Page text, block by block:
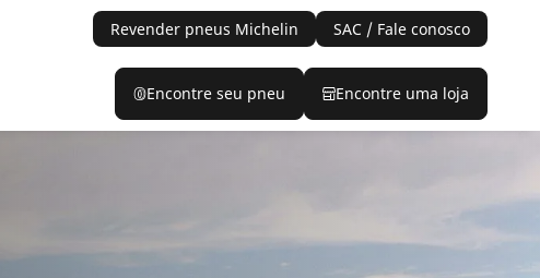
Revender pneus Michelin SAC / Fale conosco
Encontre seu pneu Encontre uma loja